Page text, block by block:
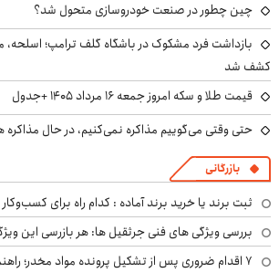
چین چطور در صنعت خودروسازی متحول شد؟
بازداشت فرد مشکوک در باشگاه گلف ترامپ؛
کشف شد
قیمت طلا و سکه امروز جمعه ۱۶ مرداد ۱۴۰۵ +جدول
حتی وقتی می‌گوییم مذاکره نمی‌کنیم، در حال
بازرگانی
ثبت برند یا خرید برند آماده : کدام راه برای
بررسی ویژگی های فنی جرثقیل ها: هر بازرسی این
۷ اقدام ضروری پس از تشکیل پرونده مواد مخدر؛ راهنمای خانواده‌ها